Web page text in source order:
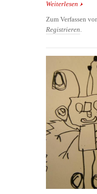
Weiterlesen über
Zum Verfassen
Registrieren.